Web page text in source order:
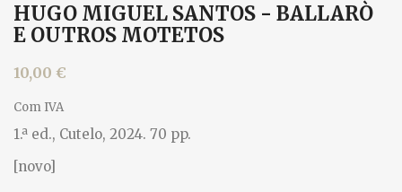
HUGO MIGUEL SANTOS - BALLARÒ
E OUTROS MOTETOS
10,00 €
Com IVA
1.ª ed., Cutelo, 2024. 70 pp.
[novo]